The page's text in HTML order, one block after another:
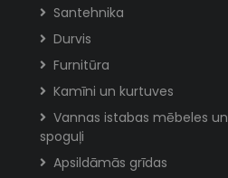
Santehnika
Durvis
Furnitūra
Kamīni un kurtuves
Vannas istabas mēbeles un
spoguļi
Apsildāmās grīdas